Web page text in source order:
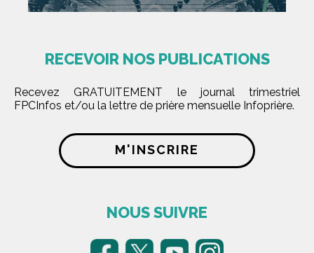
RECEVOIR NOS PUBLICATIONS
Recevez GRATUITEMENT le journal trimestriel
FPCInfos et/ou la lettre de prière mensuelle Infoprière.
M'INSCRIRE
NOUS SUIVRE